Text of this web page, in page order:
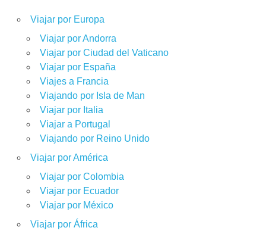
Viajar por Europa
Viajar por Andorra
Viajar por Ciudad del Vaticano
Viajar por España
Viajes a Francia
Viajando por Isla de Man
Viajar por Italia
Viajar a Portugal
Viajando por Reino Unido
Viajar por América
Viajar por Colombia
Viajar por Ecuador
Viajar por México
Viajar por África